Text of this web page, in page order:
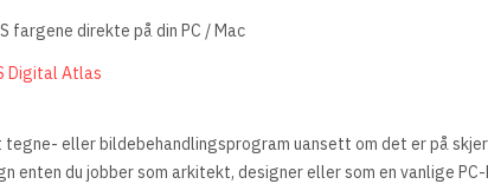
fargene direkte på din PC / Mac
Digital Atlas
eller bildebehandlingsprogram uansett om det er på
du jobber som arkitekt, designer eller som en vanlige